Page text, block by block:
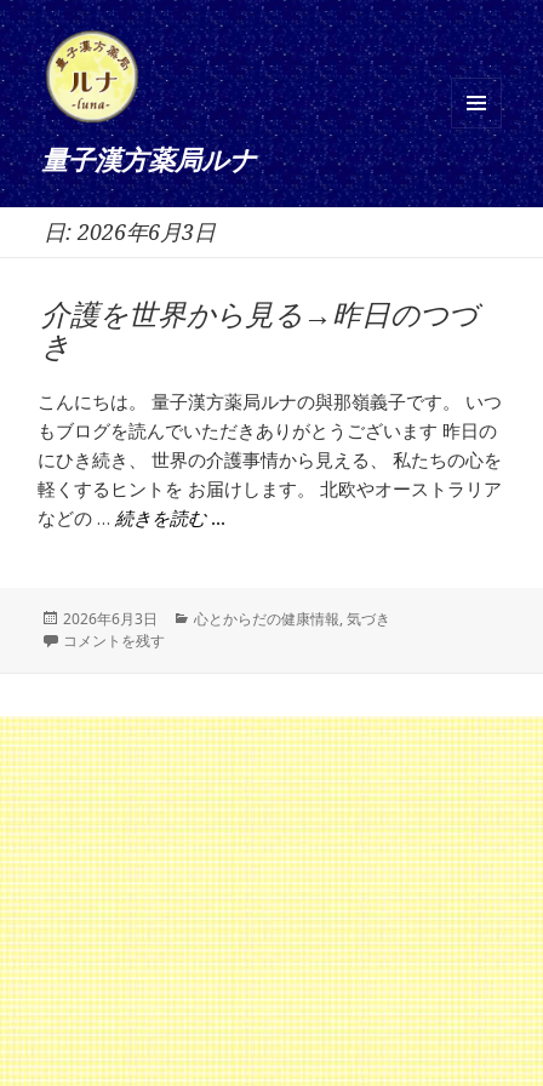
量子漢方薬局ルナ
メニ
ュー
とウ
日: 2026年6月3日
介護を世界から見る→昨日のつづ
き
こんにちは。 量子漢方薬局ルナの與那嶺義子です。 いつ
もブログを読んでいただきありがとうございます 昨日の
にひき続き、 世界の介護事情から見える、 私たちの心を
軽くするヒントを お届けします。 北欧やオーストラリア
などの …続きを読む
投
稿
2026年6月3日
カ
心とからだの健康情報,気づき
介護を世界から見る→昨日のつづき に
コメントを残す